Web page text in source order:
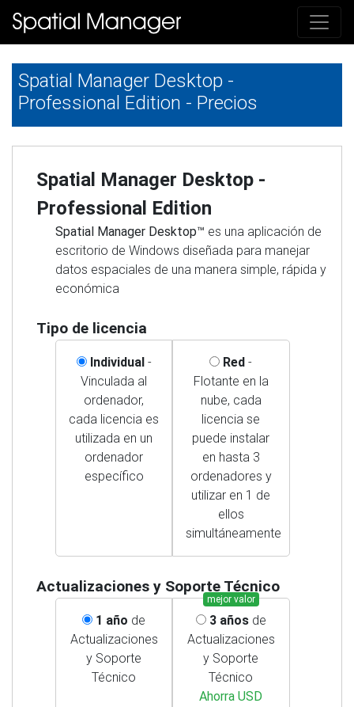
Spatial Manager Desktop -
Professional Edition - Precios
Spatial Manager Desktop -
Professional Edition
Spatial Manager Desktop™ es una aplicación de
escritorio de Windows diseñada para manejar
datos espaciales de una manera simple, rápida y
económica
Tipo de licencia
Individual -
Vinculada al
ordenador,
cada licencia es
utilizada en un
ordenador
específico
Red -
Flotante en la
nube, cada
licencia se
puede instalar
en hasta 3
ordenadores y
utilizar en 1 de
ellos
simultáneamente
Actualizaciones y Soporte Técnico
1 año de
Actualizaciones
y Soporte
Técnico
3 añosde
Actualizaciones
y Soporte
Técnico
Ahorra USD
mejor valor